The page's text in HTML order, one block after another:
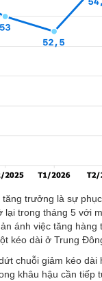
trưởng là sự
trong tháng 5 với
ánh việc tăng
kéo dài ở Trung
chuỗi giảm kéo
khâu hậu cần tiếp